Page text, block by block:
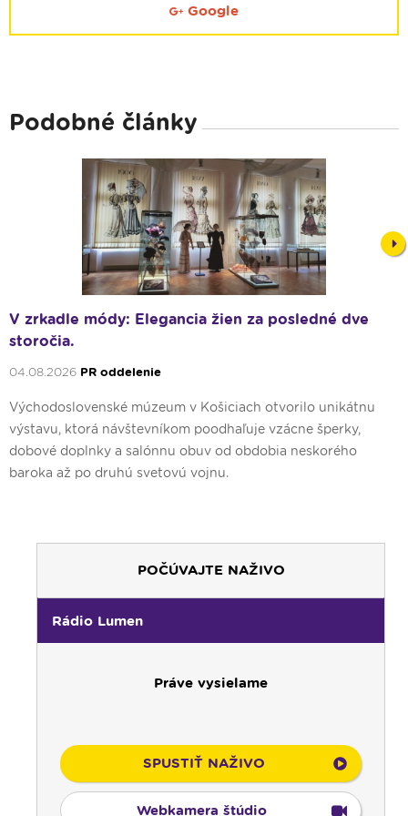
Google
Podobné články
V zrkadle módy: Elegancia žien za posledné dve
storočia.
04.08.2026 PR oddelenie
Východoslovenské múzeum v Košiciach otvorilo unikátnu
výstavu, ktorá návštevníkom poodhaľuje vzácne šperky,
dobové doplnky a salónnu obuv od obdobia neskorého
baroka až po druhú svetovú vojnu.
POČÚVAJTE NAŽIVO
Rádio Lumen
Práve vysielame
SPUSTIŤ NAŽIVO
Webkamera štúdio
Svetlo nádeje - repríza
04:25
Čítanie na pokračovanie - repríza
04:50 Deň s modlitbou
05:00
Rádio Vatikán - CZ